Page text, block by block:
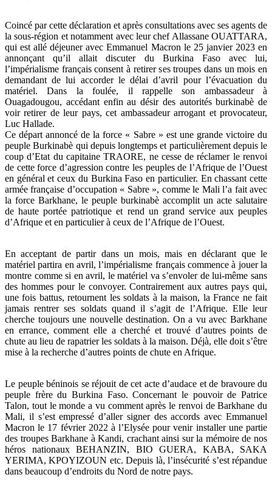
Coincé par cette déclaration et après consultations avec ses agents de
la sous-région et notamment avec leur chef Allassane OUATTARA,
qui est allé déjeuner avec Emmanuel Macron le 25 janvier 2023 en
annonçant qu’il allait discuter du Burkina Faso avec lui,
l’impérialisme français consent à retirer ses troupes dans un mois en
demandant de lui accorder le délai d’avril pour l’évacuation du
matériel. Dans la foulée, il rappelle son ambassadeur à
Ouagadougou, accédant enfin au désir des autorités burkinabè de
voir retirer de leur pays, cet ambassadeur arrogant et provocateur,
Luc Hallade.
Ce départ annoncé de la force « Sabre » est une grande victoire du
peuple Burkinabè qui depuis longtemps et particulièrement depuis le
coup d’Etat du capitaine TRAORE, ne cesse de réclamer le renvoi
de cette force d’agression contre les peuples de l’Afrique de l’Ouest
en général et ceux du Burkina Faso en particulier. En chassant cette
armée française d’occupation « Sabre », comme le Mali l’a fait avec
la force Barkhane, le peuple burkinabè accomplit un acte salutaire
de haute portée patriotique et rend un grand service aux peuples
d’Afrique et en particulier à ceux de l’Afrique de l’Ouest.
En acceptant de partir dans un mois, mais en déclarant que le
matériel partira en avril, l’impérialisme français commence à jouer la
montre comme si en avril, le matériel va s’envoler de lui-même sans
des hommes pour le convoyer. Contrairement aux autres pays qui,
une fois battus, retournent les soldats à la maison, la France ne fait
jamais rentrer ses soldats quand il s’agit de l’Afrique. Elle leur
cherche toujours une nouvelle destination. On a vu avec Barkhane
en errance, comment elle a cherché et trouvé d’autres points de
chute au lieu de rapatrier les soldats à la maison. Déjà, elle doit s’être
mise à la recherche d’autres points de chute en Afrique.
Le peuple béninois se réjouit de cet acte d’audace et de bravoure du
peuple frère du Burkina Faso. Concernant le pouvoir de Patrice
Talon, tout le monde a vu comment après le renvoi de Barkhane du
Mali, il s’est empressé d’aller signer des accords avec Emmanuel
Macron le 17 février 2022 à l’Elysée pour venir installer une partie
des troupes Barkhane à Kandi, crachant ainsi sur la mémoire de nos
héros nationaux BEHANZIN, BIO GUERA, KABA, SAKA
YERIMA, KPOYIZOUN etc. Depuis là, l’insécurité s’est répandue
dans beaucoup d’endroits du Nord de notre pays.